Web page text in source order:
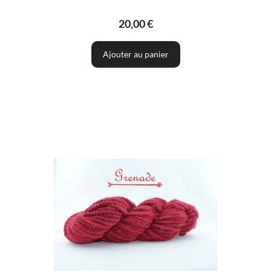
20,00 €
Ajouter au panier